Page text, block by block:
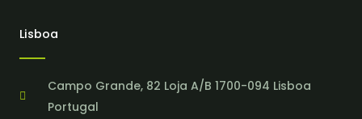
Lisboa
Campo Grande, 82 Loja A/B 1700-094 Lisboa
Portugal